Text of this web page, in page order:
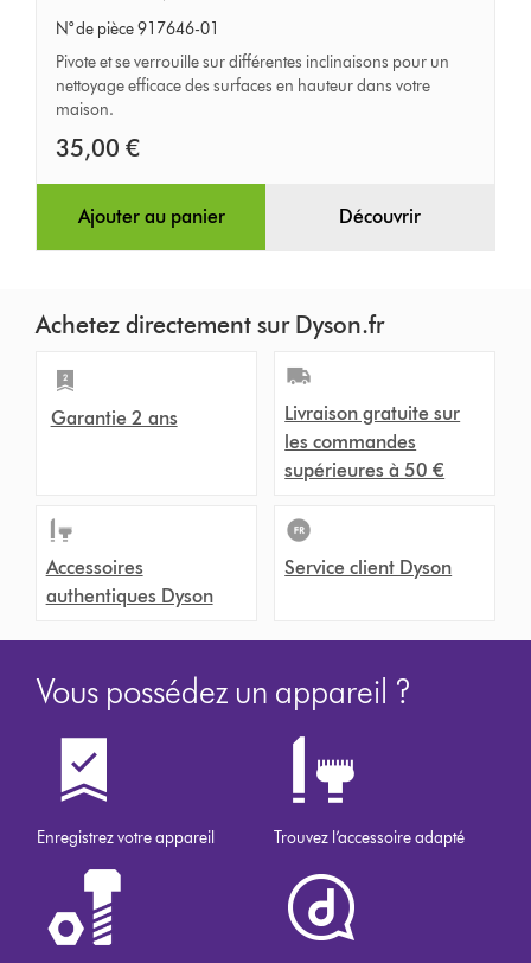
surfaces
en
hauteur
pour
Fullsize
et
V6
N° de pièce 917646-01
Pivote et se verrouille sur différentes inclinaisons pour un
nettoyage efficace des surfaces en hauteur dans votre
maison.
35,00 €
Ajouter au panier Découvrir
Achetez directement sur Dyson.fr
Garantie 2 ans
Livraison gratuite sur
les commandes
supérieures à 50 €
Accessoires
authentiques Dyson
Service client Dyson
Vous possédez un appareil ?
Enregistrez votre appareil Trouvez l’accessoire adapté